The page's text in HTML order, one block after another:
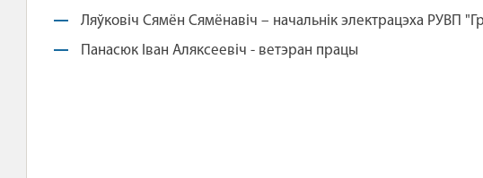
Ляўковіч Сямён Сямёнавіч – начальнік электрацэха РУВП
Панасюк Іван Аляксеевіч - ветэран працы